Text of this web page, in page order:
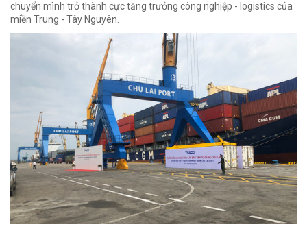
chuyển mình trở thành cực tăng trưởng công nghiệp - logistics của
miền Trung - Tây Nguyên.